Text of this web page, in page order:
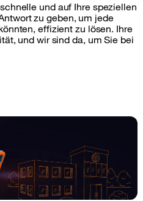
und auf Ihre speziellen
zu geben, um jede
effizient zu lösen. Ihre
und wir sind da, um Sie bei